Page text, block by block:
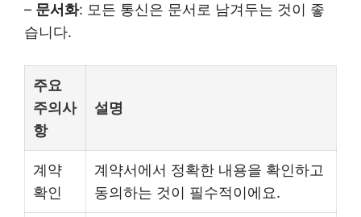
– 문서화: 모든 통신은 문서로 남겨두는 것이 좋
습니다.
주요
주의사
항
설명
계약
확인
계약서에서 정확한 내용을 확인하고
동의하는 것이 필수적이에요.